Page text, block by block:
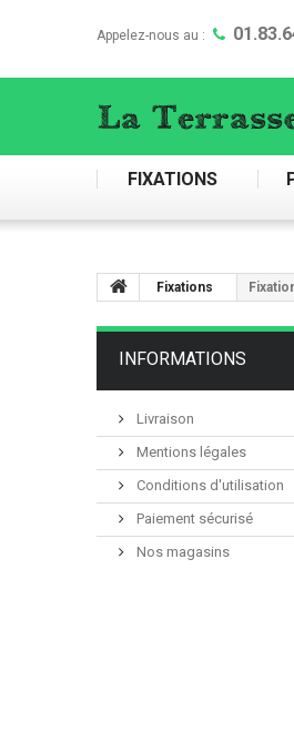
Appelez-nous au :
FIXATIONS
Fixations
INFORMATIONS
Livraison
Mentions légales
Conditions d'utilisation
Paiement sécurisé
Nos magasins